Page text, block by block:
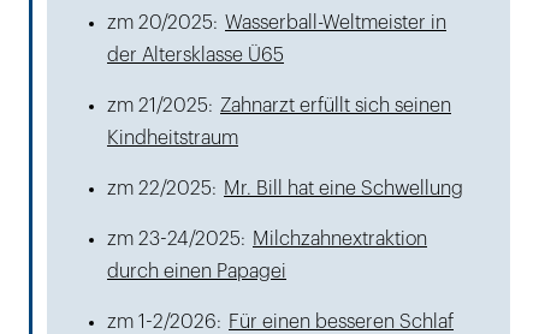
zm 20/2025: Wasserball-Weltmeister in
der Altersklasse Ü65
zm 21/2025: Zahnarzt erfüllt sich seinen
Kindheitstraum
zm 22/2025: Mr. Bill hat eine Schwellung
zm 23-24/2025: Milchzahnextraktion
durch einen Papagei
zm 1-2/2026: Für einen besseren Schlaf